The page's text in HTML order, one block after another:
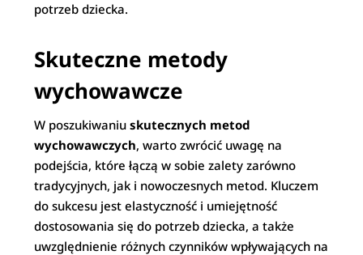
potrzeb dziecka.
Skuteczne metody
wychowawcze
W poszukiwaniuskutecznych metod
wychowawczych, warto zwrócić uwagę na
podejścia, które łączą w sobie zalety zarówno
tradycyjnych, jak i nowoczesnych metod. Kluczem
do sukcesu jest elastyczność i umiejętność
dostosowania się do potrzeb dziecka, a także
uwzględnienie różnych czynników wpływających na